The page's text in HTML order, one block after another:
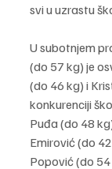
svi u uzrastu
U subotnjem
(do 57 kg) je
(do 46 kg) i
konkurenciji
Puđa (do 48
Emirović (do
Popović (do